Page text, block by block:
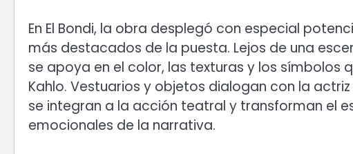
En El Bondi, la obra desplegó con especial
más destacados de la puesta. Lejos de una
se apoya en el color, las texturas y los símbolos
Kahlo. Vestuarios y objetos dialogan con la
se integran a la acción teatral y transforman el
emocionales de la narrativa.